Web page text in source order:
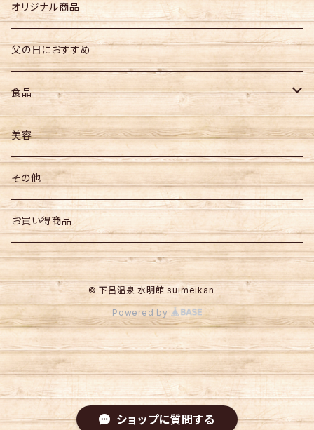
ショップに質問する
オリジナル商品
父の日におすすめ
食品
お菓子
飲料
その他食品
美容
その他
お買い得商品
© 下呂温泉 水明館 suimeikan
Powered by